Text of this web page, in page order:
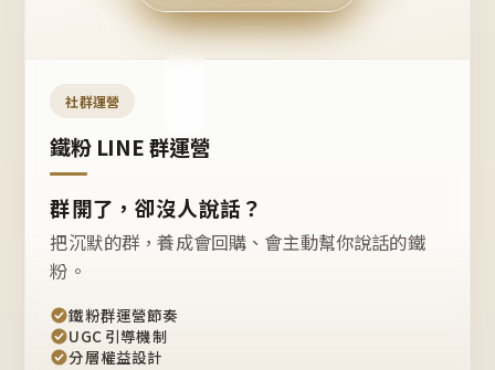
開團
嗎？
社群運營
鐵粉 LINE 群運營
群開了，卻沒人說話？
把沉默的群，養成會回購、會主動幫你說話的鐵
粉。
鐵粉群運營節奏
UGC 引導機制
分層權益設計